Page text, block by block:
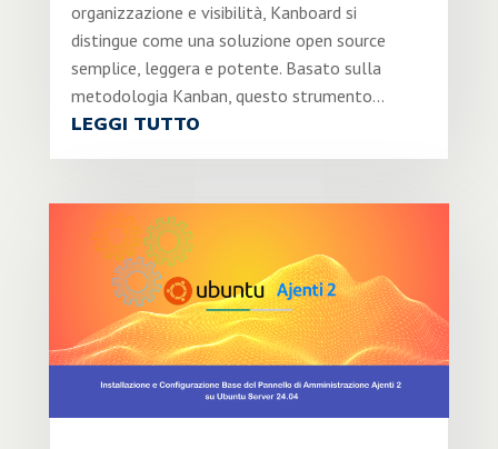
organizzazione e visibilità, Kanboard si
distingue come una soluzione open source
semplice, leggera e potente. Basato sulla
metodologia Kanban, questo strumento...
LEGGI TUTTO